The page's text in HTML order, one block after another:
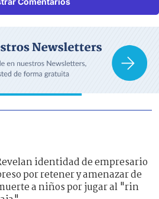
identidad de empresario
por retener y amenazar de
a niños por jugar al "rin